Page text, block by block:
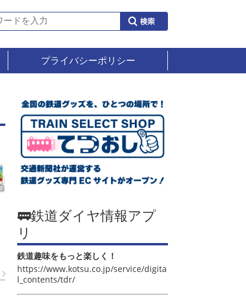
プライバシーポリシー
🚃鉄道ダイヤ情報アプ
リ
鉄道趣味をもっと楽しく！
https://www.kotsu.co.jp/service/digita
l_contents/tdr/